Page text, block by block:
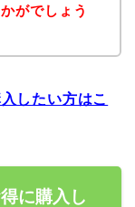
がでしょう
したい方はこ
に購入し